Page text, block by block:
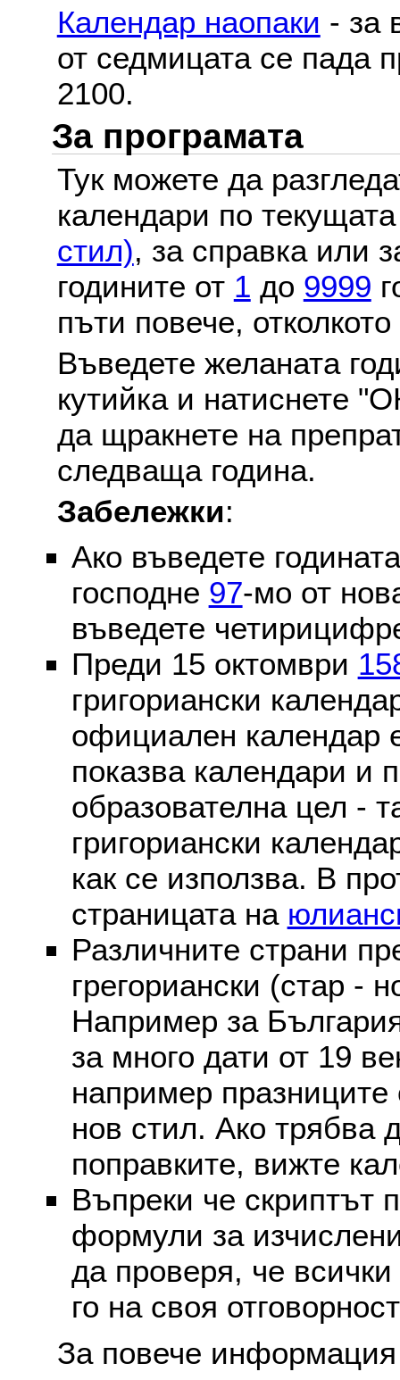
Календар наопаки - за
от седмицата се пада
2100.
За програмата
Тук можете да
календари по
стил), за справка или
годините от 1 до 9999
пъти повече,
Въведете желаната
кутийка и натиснете
да щракнете на
следваща година.
Забележки:
Ако въведете
господне 97-мо от
въведете
Преди 15 октомври
григориански
официален календар
показва календари и
образователна цел -
григориански
как се използва. В
страницата на
Различните страни
грегориански (стар -
Например за
за много дати от 19
например празниците
нов стил. Ако трябва
поправките, вижте
Въпреки че скриптът
формули за
да проверя, че
го на своя
За повече информация